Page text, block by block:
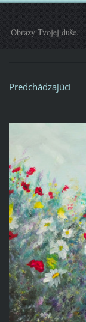
Obrazy Tvojej duše.
Predchádzajúci